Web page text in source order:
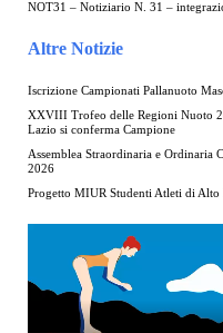
NOT31 – Notiziario N. 31 –
Altre Notizie
Iscrizione Campionati Pallanuoto
XXVIII Trofeo delle Regioni Nuoto
Lazio si conferma Campione
Assemblea Straordinaria e Ordinaria
2026
Progetto MIUR Studenti Atleti di